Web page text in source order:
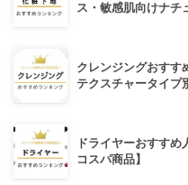
ス・敏感肌向けナチ
クレンジングおすす
テクスチャータイプ
ドライヤーおすすめ
コスパ商品】